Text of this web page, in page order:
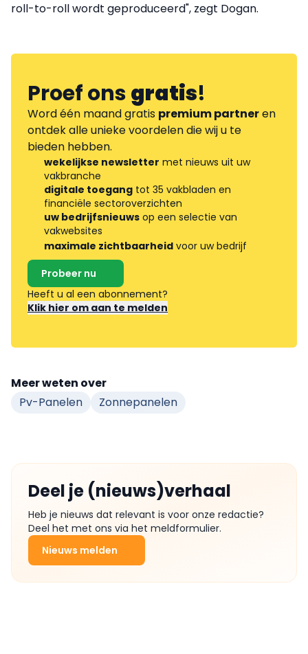
roll-to-roll wordt geproduceerd", zegt Dogan.
Proef onsgratis!
Word één maand gratis premium partneren
ontdek alle unieke voordelen die wij u te
bieden hebben.
wekelijkse newsletter met nieuws uit uw
vakbranche
digitale toegang tot 35 vakbladen en
financiële sectoroverzichten
uw bedrijfsnieuws op een selectie van
vakwebsites
maximale zichtbaarheid voor uw bedrijf
Probeer nu
Heeft u al een abonnement?
Klik hier om aan te melden
Meer weten over
Pv-Panelen
Zonnepanelen
Deel je (nieuws)verhaal
Heb je nieuws dat relevant is voor onze redactie?
Deel het met ons via het meldformulier.
Nieuws melden